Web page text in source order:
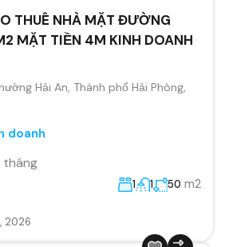
THUÊ NHÀ MẶT ĐƯỜNG
MẶT TIỀN 4M KINH DOANH
Hải An, Thành phố Hải Phòng,
doanh
1 1 50 m2
2026